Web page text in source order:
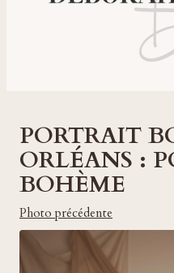
PORTRAIT
ORLÉANS :
BOHÈME
Photo précédente